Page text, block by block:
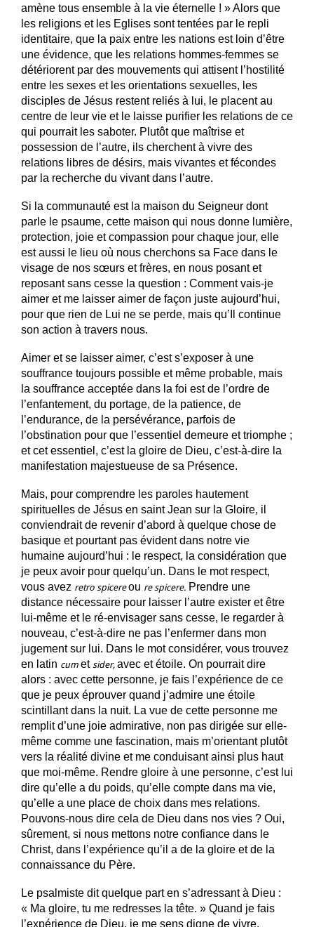
amène tous ensemble à la vie éternelle ! » Alors que
les religions et les Eglises sont tentées par le repli
identitaire, que la paix entre les nations est loin d’être
une évidence, que les relations hommes-femmes se
détériorent par des mouvements qui attisent l’hostilité
entre les sexes et les orientations sexuelles, les
disciples de Jésus restent reliés à lui, le placent au
centre de leur vie et le laisse purifier les relations de ce
qui pourrait les saboter. Plutôt que maîtrise et
possession de l’autre, ils cherchent à vivre des
relations libres de désirs, mais vivantes et fécondes
par la recherche du vivant dans l’autre.
Si la communauté est la maison du Seigneur dont
parle le psaume, cette maison qui nous donne lumière,
protection, joie et compassion pour chaque jour, elle
est aussi le lieu où nous cherchons sa Face dans le
visage de nos sœurs et frères, en nous posant et
reposant sans cesse la question : Comment vais-je
aimer et me laisser aimer de façon juste aujourd’hui,
pour que rien de Lui ne se perde, mais qu’Il continue
son action à travers nous.
Aimer et se laisser aimer, c’est s’exposer à une
souffrance toujours possible et même probable, mais
la souffrance acceptée dans la foi est de l’ordre de
l’enfantement, du portage, de la patience, de
l’endurance, de la persévérance, parfois de
l’obstination pour que l’essentiel demeure et triomphe ;
et cet essentiel, c’est la gloire de Dieu, c’est-à-dire la
manifestation majestueuse de sa Présence.
Mais, pour comprendre les paroles hautement
spirituelles de Jésus en saint Jean sur la Gloire, il
conviendrait de revenir d’abord à quelque chose de
basique et pourtant pas évident dans notre vie
humaine aujourd’hui : le respect, la considération que
je peux avoir pour quelqu’un. Dans le mot respect,
vous avez retro spicereou re spicere. Prendre une
distance nécessaire pour laisser l’autre exister et être
lui-même et le ré-envisager sans cesse, le regarder à
nouveau, c’est-à-dire ne pas l’enfermer dans mon
jugement sur lui. Dans le mot considérer, vous trouvez
en latin cum et sider, avec et étoile. On pourrait dire
alors : avec cette personne, je fais l’expérience de ce
que je peux éprouver quand j’admire une étoile
scintillant dans la nuit. La vue de cette personne me
remplit d’une joie admirative, non pas dirigée sur elle-
même comme une fascination, mais m’orientant plutôt
vers la réalité divine et me conduisant ainsi plus haut
que moi-même. Rendre gloire à une personne, c’est lui
dire qu’elle a du poids, qu’elle compte dans ma vie,
qu’elle a une place de choix dans mes relations.
Pouvons-nous dire cela de Dieu dans nos vies ? Oui,
sûrement, si nous mettons notre confiance dans le
Christ, dans l’expérience qu’il a de la gloire et de la
connaissance du Père.
Le psalmiste dit quelque part en s’adressant à Dieu :
« Ma gloire, tu me redresses la tête. » Quand je fais
l’expérience de Dieu, je me sens digne de vivre.